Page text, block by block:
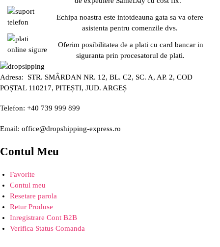
Echipa noastra este intotdeauna gata sa va ofere
asistenta pentru comenzile dvs.
Oferim posibilitatea de a plati cu card bancar in
siguranta prin procesatorul de plati.
Adresa: STR. SMÂRDAN NR. 12, BL. C2, SC. A, AP. 2, COD
POȘTAL 110217, PITEȘTI, JUD. ARGEȘ
Telefon: +40 739 999 899
Email: office@dropshipping-express.ro
Contul Meu
Favorite
Contul meu
Resetare parola
Retur Produse
Inregistrare Cont B2B
Verifica Status Comanda